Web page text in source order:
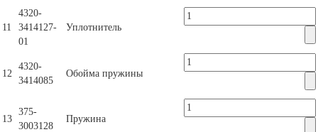
11
4320-
3414127-
01
Уплотнитель
12
4320-
3414085
Обойма пружины
13
375-
3003128
Пружина